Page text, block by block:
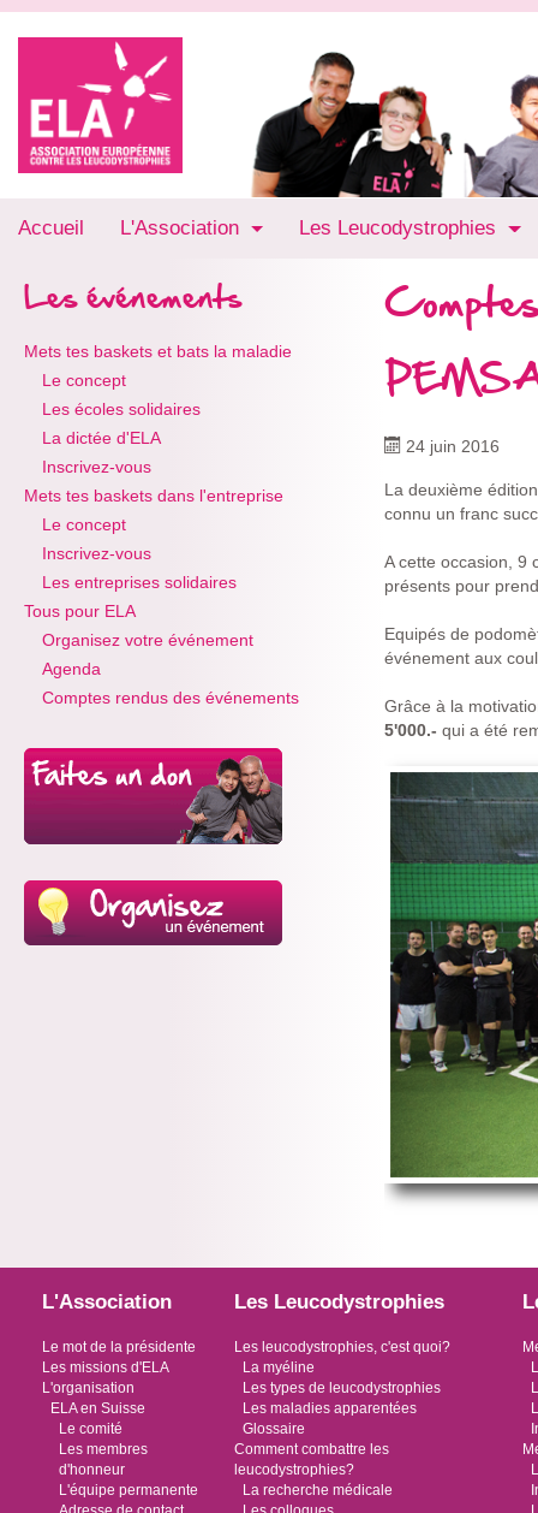
Accueil L'Association Les Leucodystrophies
Les événements
Mets tes baskets et bats la maladie
Le concept
Les écoles solidaires
La dictée d'ELA
Inscrivez-vous
Mets tes baskets dans l'entreprise
Le concept
Inscrivez-vous
Les entreprises solidaires
Tous pour ELA
Organisez votre événement
Agenda
Comptes rendus des événements
24 juin 2016
La deuxième
connu un franc
A cette occasion, 9
présents pour
Equipés de
événement aux
Grâce à la
5'000.- qui a été
L'Association
Le mot de la présidente
Les missions d'ELA
L'organisation
ELA en Suisse
Le comité
Les membres
d'honneur
L'équipe permanente
Les Leucodystrophies
Les leucodystrophies, c'est quoi?
La myéline
Les types de leucodystrophies
Les maladies apparentées
Glossaire
Comment combattre les
leucodystrophies?
La recherche médicale